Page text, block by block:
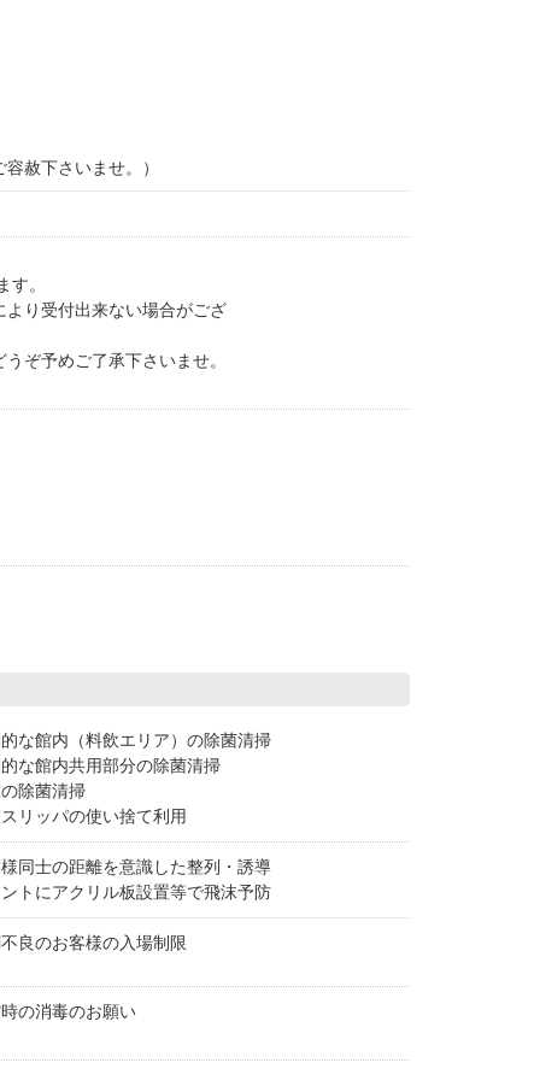
赦下さいませ。）
。
り受付出来ない場合がござ
ぞ予めご了承下さいませ。
な館内（料飲エリア）の除菌清掃
な館内共用部分の除菌清掃
除菌清掃
リッパの使い捨て利用
同士の距離を意識した整列・誘導
トにアクリル板設置等で飛沫予防
良のお客様の入場制限
の消毒のお願い